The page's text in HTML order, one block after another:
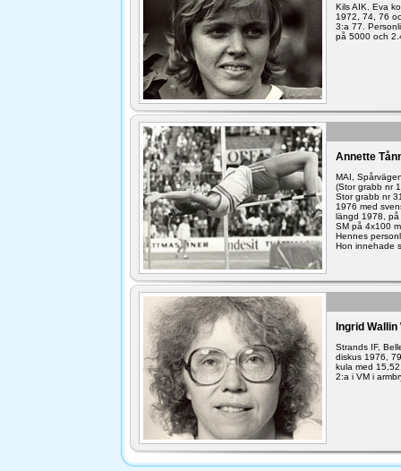
Kils AIK. Eva
1972, 74, 76
3:a 77.
på 5000 och
Annette
MAI,
(Stor grabb nr
Stor grabb nr
1976 med
längd 1978, på
SM på 4x100
Hennes
Hon innehade
Ingrid
Strands IF,
diskus 1976,
kula med
2:a i VM i